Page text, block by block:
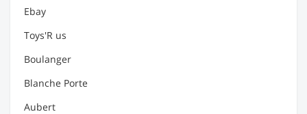
Ebay
Toys'R us
Boulanger
Blanche Porte
Aubert